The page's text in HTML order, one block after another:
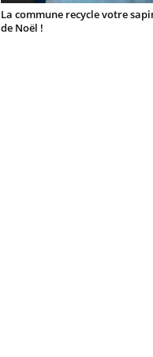
La commune recycle votre
de Noël !